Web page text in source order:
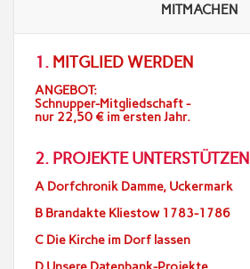
MITMACHEN
1. MITGLIED WERDEN
ANGEBOT:
Schnupper-Mitgliedschaft -
nur 22,50 € im ersten Jahr.
2. PROJEKTE UNTERSTÜTZEN
A Dorfchronik Damme, Uckermark
B Brandakte Kliestow 1783-1786
C Die Kirche im Dorf lassen